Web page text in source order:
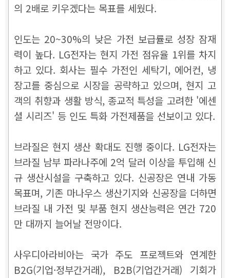
의 2배로 키우겠다는 목표를 세웠다.
인도는 20~30%의 낮은 가전 보급률로 성장 잠재
력이 높다. LG전자는 현지 가전 점유율 1위를 차지
하고 있다. 회사는 필수 가전인 세탁기, 에어컨, 냉
장고를 중심으로 시장을 공략하고 있으며, 현지 고
객의 취향과 생활 방식, 종교적 특성을 고려한 '에센
셜 시리즈' 등 인도 특화 가전제품을 선보이고 있다.
브라질은 현지 생산 확대도 진행 중이다. LG전자는
브라질 남부 파라나주에 2억 달러 이상을 투입해 신
규 생산시설을 구축하고 있다. 신공장은 연내 가동
목표며, 기존 마나우스 생산기지와 신공장을 더하면
브라질 내 가전 및 부품 현지 생산능력은 연간 720
만 대까지 늘어날 전망이다.
사우디아라비아는 국가 주도 프로젝트와 연계한
B2G(기업·정부간거래), B2B(기업간거래) 기회가